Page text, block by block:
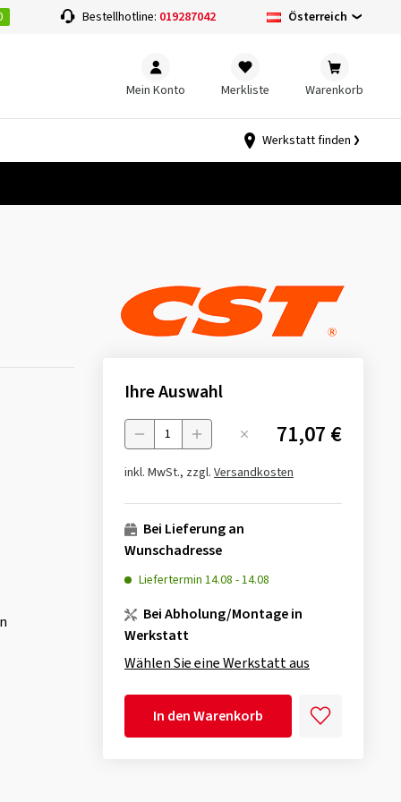
Bestellhotline: 019287042 Österreich
Mein Konto Merkliste Warenkorb
Werkstatt finden
Ihre Auswahl
Menge 71,07 €
inkl. MwSt., zzgl. Versandkosten
Bei Lieferung an
Wunschadresse
Liefertermin 14.08 -14.08
Bei Abholung/Montage in
Werkstatt
Wählen Sie eine Werkstatt aus
In den Warenkorb